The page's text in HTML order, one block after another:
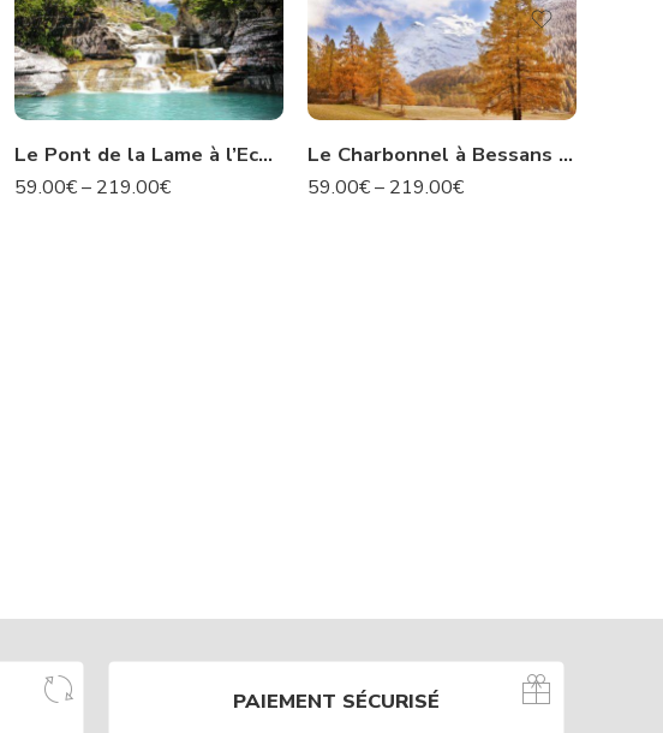
Le Pont de la Lame à l’Ecot – Savoie N°67
59.00€– 219.00€
Le Charbonnel à Bessans – Savoie N°96
59.00€– 219.00€
PAIEMENT SÉCURISÉ